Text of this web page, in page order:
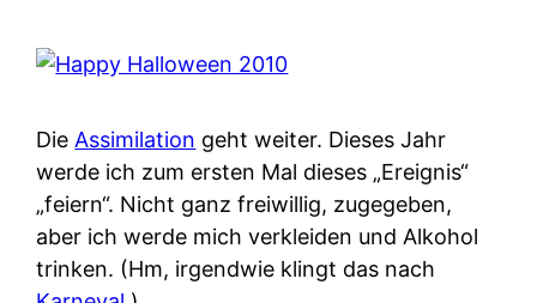
Die Assimilation geht weiter. Dieses Jahr
werde ich zum ersten Mal dieses „Ereignis“
„feiern“. Nicht ganz freiwillig, zugegeben,
aber ich werde mich verkleiden und Alkohol
trinken. (Hm, irgendwie klingt das nach